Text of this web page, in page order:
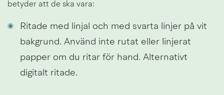
betyder att de ska vara:
Ritade med linjal och med svarta linjer på vit
bakgrund. Använd inte rutat eller linjerat
papper om du ritar för hand. Alternativt
digitalt ritade.